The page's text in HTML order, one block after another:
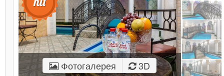
Фотогалерея 3D